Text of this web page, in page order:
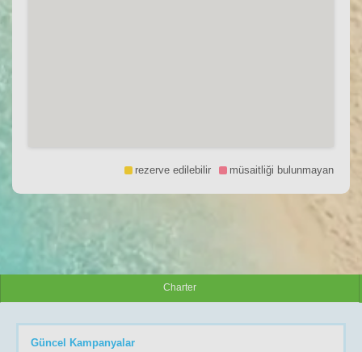
rezerve edilebilir müsaitliği bulunmayan
Charter
Güncel Kampanyalar